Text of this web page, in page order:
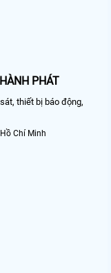
PHÁT
thiết bị báo động,
Chí Minh